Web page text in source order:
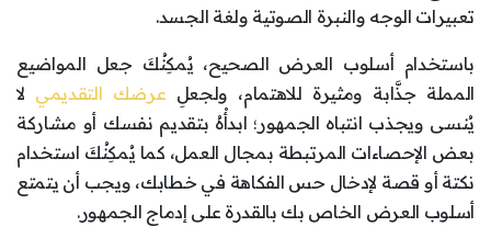
تعبيرات الوجه والنبرة الصوتية ولغة الجسد.
باستخدام أسلوب العرض الصحيح، يُمكِنُكَ جعل المواضيع
المملة جذَّابة ومثيرة للاهتمام، ولجعلِ عرضك التقديمي لا
يُنسى ويجذب انتباه الجمهور؛ ابدأْهُ بتقديم نفسك أو مشاركة
بعض الإحصاءات المرتبطة بمجال العمل، كما يُمكِنُكَ استخدام
نكتة أو قصة لإدخال حس الفكاهة في خطابك، ويجب أن يتمتع
أسلوب العرض الخاص بك بالقدرة على إدماج الجمهور.